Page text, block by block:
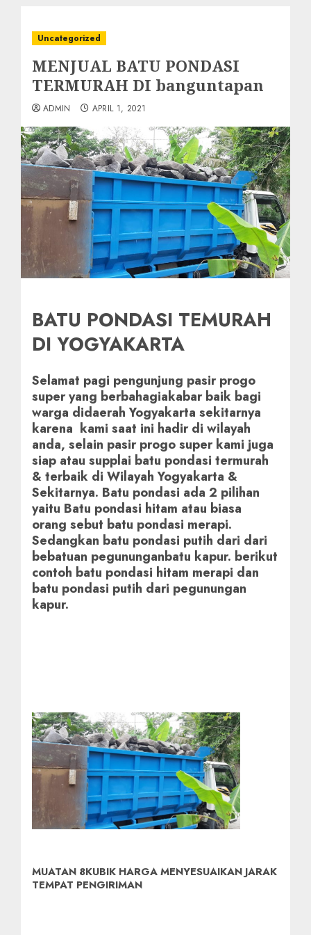
Uncategorized
MENJUAL BATU PONDASI
TERMURAH DI banguntapan
ADMIN APRIL 1, 2021
BATU PONDASI TEMURAH
DI YOGYAKARTA
Selamat pagi pengunjung pasir progo
super yang berbahagiakabar baik bagi
warga didaerah Yogyakarta sekitarnya
karena kami saat ini hadir di wilayah
anda, selain pasir progo super kami juga
siap atau supplai batu pondasi termurah
& terbaik di Wilayah Yogyakarta &
Sekitarnya. Batu pondasi ada 2 pilihan
yaitu Batu pondasi hitam atau biasa
orang sebut batu pondasi merapi.
Sedangkan batu pondasi putih dari dari
bebatuan pegununganbatu kapur. berikut
contoh batu pondasi hitam merapi dan
batu pondasi putih dari pegunungan
kapur.
MUATAN 8KUBIK HARGA MENYESUAIKAN JARAK
TEMPAT PENGIRIMAN